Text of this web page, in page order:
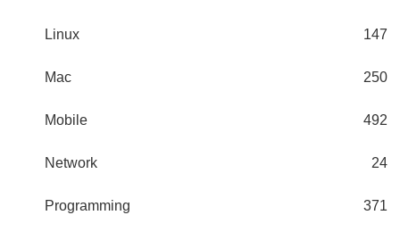
Linux 147
Mac 250
Mobile 492
Network 24
Programming 371